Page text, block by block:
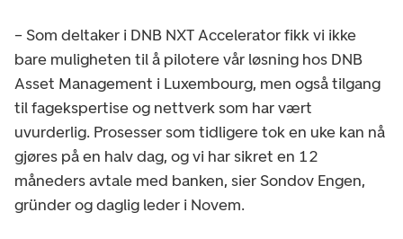
– Som deltaker i DNB NXT Accelerator fikk vi ikke
bare muligheten til å pilotere vår løsning hos DNB
Asset Management i Luxembourg, men også tilgang
til fagekspertise og nettverk som har vært
uvurderlig. Prosesser som tidligere tok en uke kan nå
gjøres på en halv dag, og vi har sikret en 12
måneders avtale med banken, sier Sondov Engen,
gründer og daglig leder i Novem.